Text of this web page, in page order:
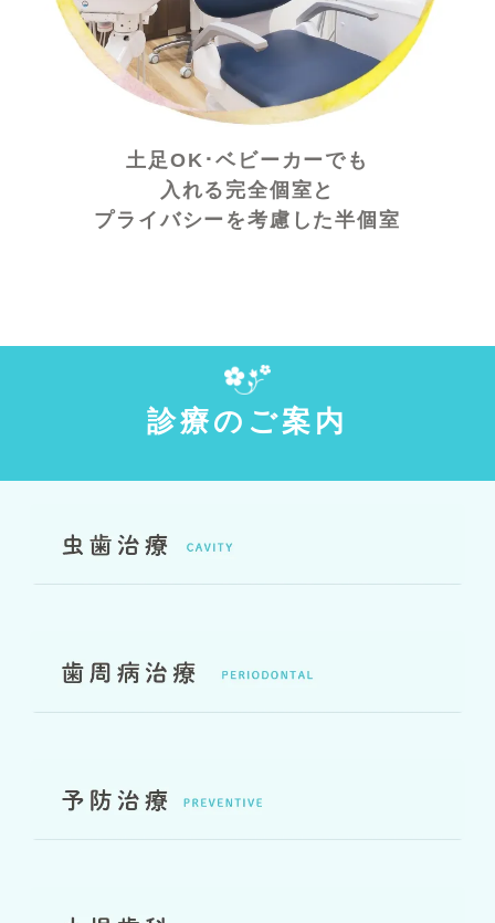
土足OK･ベビーカーでも
入れる完全個室と
プライバシーを考慮した半個室
診療のご案内